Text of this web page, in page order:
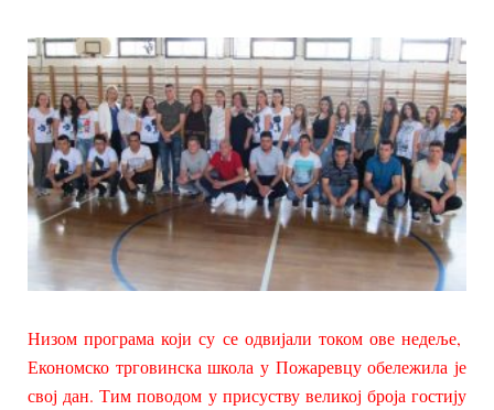
Низом програма који су се одвијали током ове недеље,
Економско трговинска школа у Пожаревцу обележила је
свој дан. Тим поводом у присуству великој броја гостију